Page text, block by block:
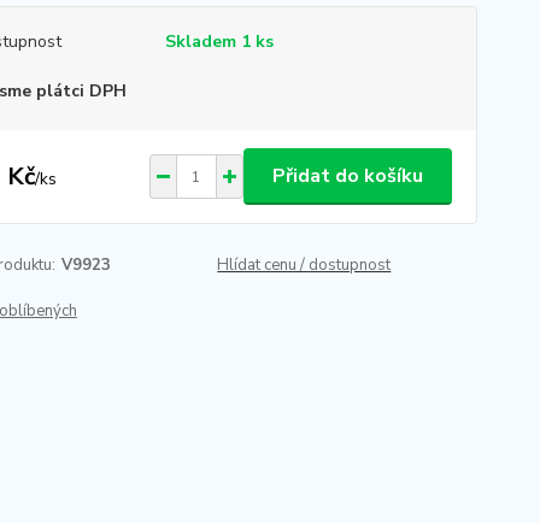
Skladem 1 ks
plátci DPH
Kč/ks Přidat do košíku
V9923 Hlídat cenu / dostupnost